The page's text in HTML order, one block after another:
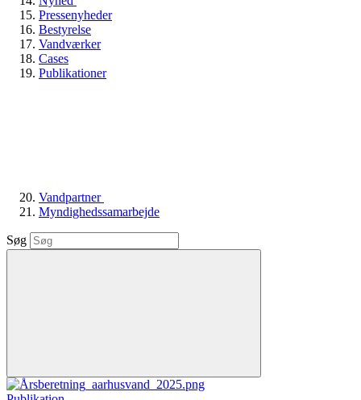
Pressenyheder
Bestyrelse
Vandværker
Cases
Publikationer
Vandpartner
Myndighedssamarbejde
Søg